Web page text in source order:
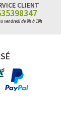
CLIENT
vendredi de 9h à 19h